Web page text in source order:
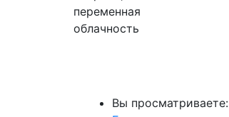
переменная
облачность
Вы просматриваете: